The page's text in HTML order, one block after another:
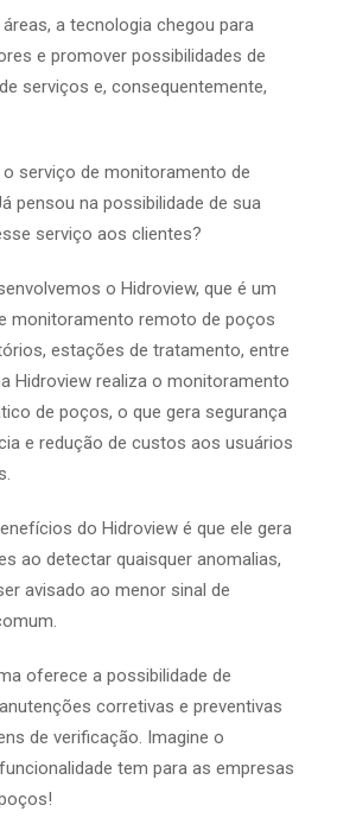
a tecnologia chegou para
e promover possibilidades de
serviços e, consequentemente,
serviço de monitoramento de
pensou na possibilidade de sua
serviço aos clientes?
o Hidroview, que é um
monitoramento remoto de poços
estações de tratamento, entre
Hidroview realiza o monitoramento
de poços, o que gera segurança
e redução de custos aos usuários
do Hidroview é que ele gera
ao detectar quaisquer anomalias,
avisado ao menor sinal de
oferece a possibilidade de
corretivas e preventivas
de verificação. Imagine o
tem para as empresas